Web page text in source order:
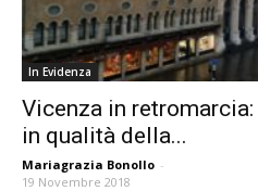
In Evidenza
Vicenza in
in qualità della...
Mariagrazia Bonollo -
19 Novembre 2018